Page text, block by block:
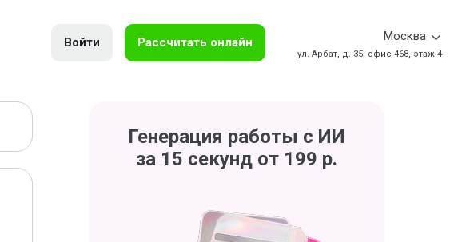
Войти Рассчитать онлайн Москва
ул. Арбат, д. 35, офис 468, этаж 4
Генерация работы с ИИ
за 15 секунд от 199 р.